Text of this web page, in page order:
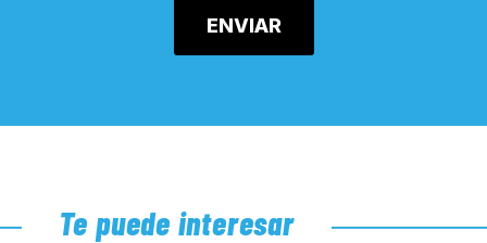
Te puede interesar